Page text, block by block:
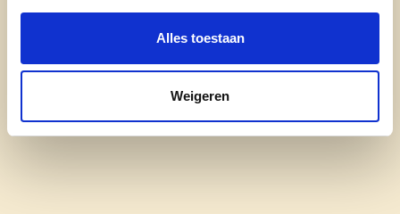
Alles toestaan
Weigeren
Anita Deckers
Anita op Facebook